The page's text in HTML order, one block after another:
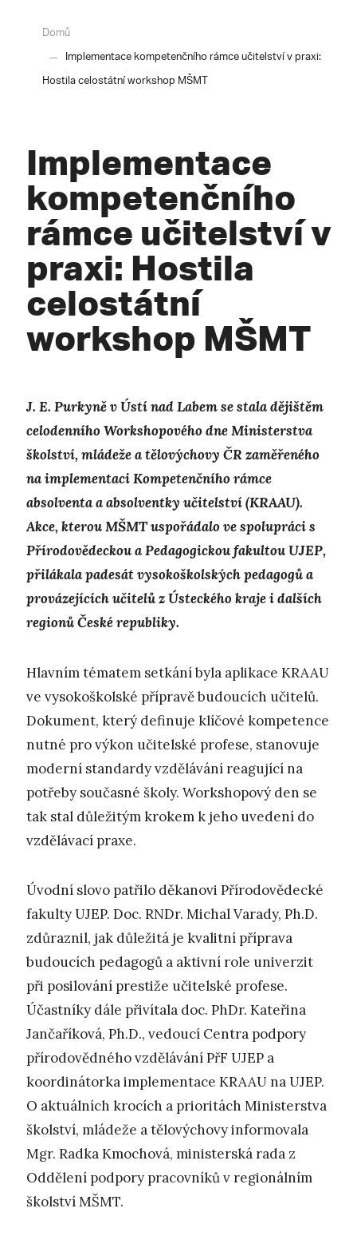
Domů
Implementace kompetenčního rámce učitelství v praxi:
Hostila celostátní workshop MŠMT
Implementace
kompetenčního
rámce učitelství v
praxi: Hostila
celostátní
workshop MŠMT
J. E. Purkyně v Ústí nad Labem se stala dějištěm
celodenního Workshopového dne Ministerstva
školství, mládeže a tělovýchovy ČR zaměřeného
na implementaci Kompetenčního rámce
absolventa a absolventky učitelství (KRAAU).
Akce, kterou MŠMT uspořádalo ve spolupráci s
Přírodovědeckou a Pedagogickou fakultou UJEP,
přilákala padesát vysokoškolských pedagogů a
provázejících učitelů z Ústeckého kraje i dalších
regionů České republiky.
Hlavním tématem setkání byla aplikace KRAAU
ve vysokoškolské přípravě budoucích učitelů.
Dokument, který definuje klíčové kompetence
nutné pro výkon učitelské profese, stanovuje
moderní standardy vzdělávání reagující na
potřeby současné školy. Workshopový den se
tak stal důležitým krokem k jeho uvedení do
vzdělávací praxe.
Úvodní slovo patřilo děkanovi Přírodovědecké
fakulty UJEP. Doc. RNDr. Michal Varady, Ph.D.
zdůraznil, jak důležitá je kvalitní příprava
budoucích pedagogů a aktivní role univerzit
při posilování prestiže učitelské profese.
Účastníky dále přivítala doc. PhDr. Kateřina
Jančaříková, Ph.D., vedoucí Centra podpory
přírodovědného vzdělávání PřF UJEP a
koordinátorka implementace KRAAU na UJEP.
O aktuálních krocích a prioritách Ministerstva
školství, mládeže a tělovýchovy informovala
Mgr. Radka Kmochová, ministerská rada z
Oddělení podpory pracovníků v regionálním
školství MŠMT.